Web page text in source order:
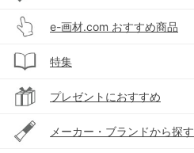
e-画材.com おすすめ商品
特集
プレゼントにおすすめ
メーカー・ブランドから探す